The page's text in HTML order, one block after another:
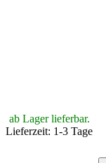
ab Lager lieferbar.
Lieferzeit: 1-3 Tage